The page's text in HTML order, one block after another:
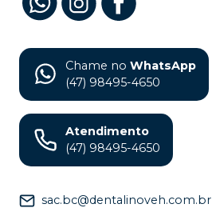
Chame no WhatsApp
(47) 98495-4650
Atendimento
(47) 98495-4650
sac.bc@dentalinoveh.com.br